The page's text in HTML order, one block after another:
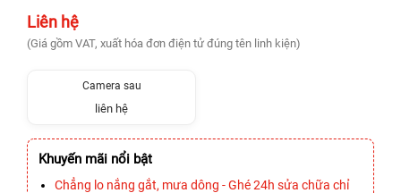
Liên hệ
(Giá gồm VAT, xuất hóa đơn điện tử đúng tên linh kiện)
Camera sau
liên hệ
Khuyến mãi nổi bật
Chẳng lo nắng gắt, mưa dông - Ghé 24h sửa chữa chỉ